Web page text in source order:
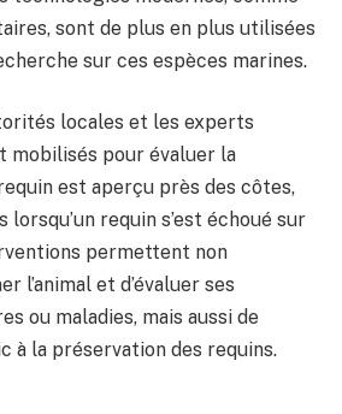
sont de plus en plus utilisées
sur ces espèces marines.
locales et les experts
mobilisés pour évaluer la
est aperçu près des côtes,
requin s’est échoué sur
permettent non
l’animal et d’évaluer ses
ou maladies, mais aussi de
à la préservation des requins.